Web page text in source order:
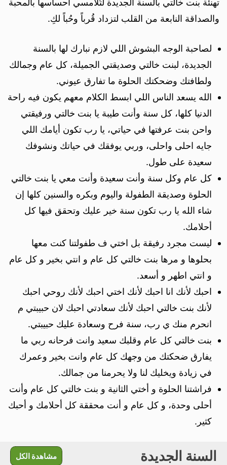
والصداقة النابعة من القلب لتزداد قُرباً وحُباً لكِ.
لصاحبة الوجه البشوش اللي لازم نبارك لها بالسنة
الجديدة، لبنت خالتي وصديقتي الجميلة، كل عام وجمالك
ولطافتك وضحكتك الحلوة ما تفارق عيوني.
الله يسعد الناس اللي ابسط الكلام معهم يكون فيه راحة
الدنيا كلها، كل سنة وأنت طيبة يا بنت خالتي ورفيقتي
واحن بنت عرفتها في حياتي، يا رب تكون أيامك اللي
جايه احلى واحلى، وربي يوفقك في حياتك ونشوفك
سعيدة على طول.
كل عام وكل سنة وأنت سعيدة وأنت معي يا بنت خالتي
الحلوة وصديقة الطفولة واليوم وبكره والسنين كلها إن
شاء الله يا رب تكون سنة خير عليك وتحقق فيها كل
أحلامك.
ليست مجرد رفيقة بل اختي ف طفولتنا كنت معها
بحلوها و مرها بنت خالتي كل عام و انتي بخير و كل عام
و انتي اطهر و أسعد.
احبك لأنك انا احبك لأنك اختي احبك لأنك روحي احبك
لأنك بنت خالتي احبك لأنك سعادتي احبك لان حبيبتي م
انحرم منك ي رب، سنة فرح وسعادة عليك حبيبتي.
بنت خالتي كل عام وقلبك سعيد وانت فرحانه ربي ما
يفارق ضحكتك من وجهك كل عام وانت بخير وعمرك
في زيادة ويخليك لنا ولا يحرمنا من جمالك.
فراشتنا الحلوة و أختي الثانية و بنت خالتي كل عام وأنت
أحلى وحدة، و كل عام و أنت محققة كل أحلامك و أحبك
كثير.
السنة الجديدة مشاهدة الكل